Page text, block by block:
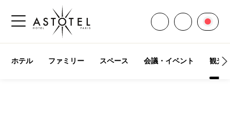
サイドメニューを開く
すべての連絡先を
お電話くだ
言語
ホテル ファミリー スペース 会議・イベント 観光